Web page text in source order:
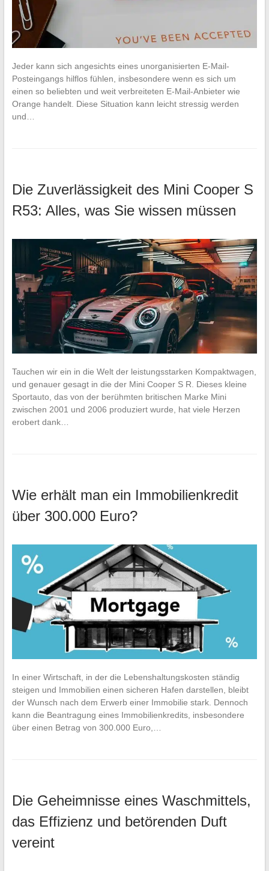
Jeder kann sich angesichts eines unorganisierten E-Mail-
Posteingangs hilflos fühlen, insbesondere wenn es sich um
einen so beliebten und weit verbreiteten E-Mail-Anbieter wie
Orange handelt. Diese Situation kann leicht stressig werden
und…
Die Zuverlässigkeit des Mini Cooper S
R53: Alles, was Sie wissen müssen
Tauchen wir ein in die Welt der leistungsstarken Kompaktwagen,
und genauer gesagt in die der Mini Cooper S R. Dieses kleine
Sportauto, das von der berühmten britischen Marke Mini
zwischen 2001 und 2006 produziert wurde, hat viele Herzen
erobert dank…
Wie erhält man ein Immobilienkredit
über 300.000 Euro?
In einer Wirtschaft, in der die Lebenshaltungskosten ständig
steigen und Immobilien einen sicheren Hafen darstellen, bleibt
der Wunsch nach dem Erwerb einer Immobilie stark. Dennoch
kann die Beantragung eines Immobilienkredits, insbesondere
über einen Betrag von 300.000 Euro,…
Die Geheimnisse eines Waschmittels,
das Effizienz und betörenden Duft
vereint